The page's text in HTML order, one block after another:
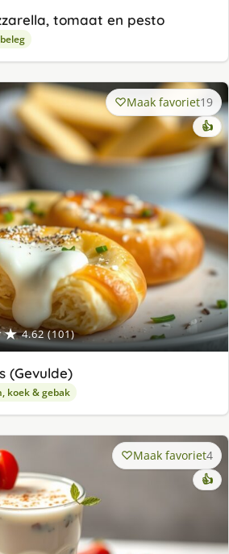
tomaat en pesto
4.62 (101)
Maak favoriet19
👍
(Gevulde)
koek & gebak
Maak favoriet4
👍